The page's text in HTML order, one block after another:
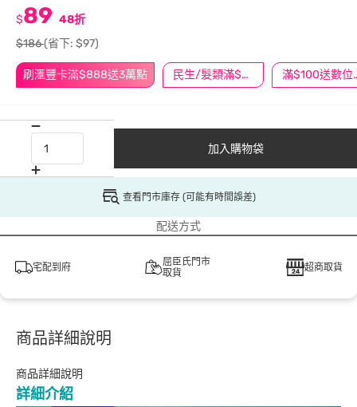
刷滙豐卡滿$888送3萬點 民生/髮類滿$388送舒潔冰巾 滿
$89 48折
$186(省下: $97)
加入購物袋
查看門市庫存 (可能有時間誤差)
配送方式
宅配到府
屈臣氏門市
取貨
超商取貨
商品詳細說明
商品詳細說明
詳細介紹